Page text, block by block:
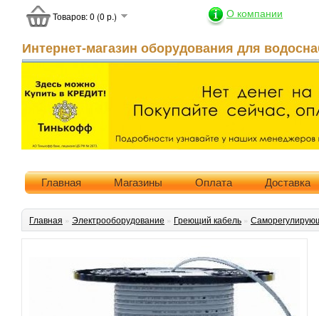
О компании
Интернет-магазин оборудования для
Товаров: 0 (0 р.)
Главная Магазины Оплата Доставка
Главная » Электрооборудование » Греющий кабель »